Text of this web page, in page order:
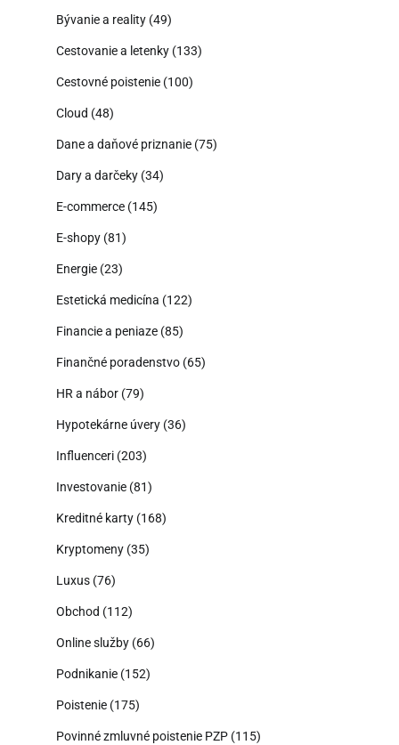
Bývanie a reality (49)
Cestovanie a letenky (133)
Cestovné poistenie (100)
Cloud (48)
Dane a daňové priznanie (75)
Dary a darčeky (34)
E-commerce (145)
E-shopy (81)
Energie (23)
Estetická medicína (122)
Financie a peniaze (85)
Finančné poradenstvo (65)
HR a nábor (79)
Hypotekárne úvery (36)
Influenceri (203)
Investovanie (81)
Kreditné karty (168)
Kryptomeny (35)
Luxus (76)
Obchod (112)
Online služby (66)
Podnikanie (152)
Poistenie (175)
Povinné zmluvné poistenie PZP (115)